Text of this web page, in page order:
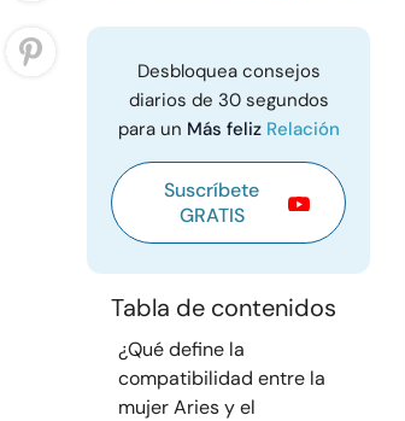
Desbloquea consejos
diarios de 30 segundos
para un Más feliz Relación
Suscríbete
GRATIS
Tabla de contenidos
¿Qué define la
compatibilidad entre la
mujer Aries y el